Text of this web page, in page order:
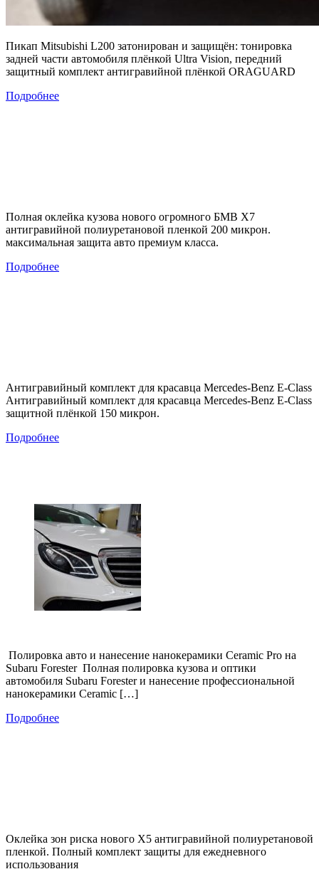
Пикап Mitsubishi L200 затонирован и защищён: тонировка
задней части автомобиля плёнкой Ultra Vision, передний
защитный комплект антигравийной плёнкой ORAGUARD
Подробнее
Полная оклейка кузова нового огромного БМВ Х7
антигравийной полиуретановой пленкой 200 микрон.
максимальная защита авто премиум класса.
Подробнее
Антигравийный комплект для красавца Mercedes-Benz E-Class
Антигравийный комплект для красавца Mercedes-Benz E-Class
защитной плёнкой 150 микрон.
Подробнее
Полировка авто и нанесение нанокерамики Ceramic Pro на
Subaru Forester Полная полировка кузова и оптики
автомобиля Subaru Forester и нанесение профессиональной
нанокерамики Ceramic […]
Подробнее
Оклейка зон риска нового Х5 антигравийной полиуретановой
пленкой. Полный комплект защиты для ежедневного
использования